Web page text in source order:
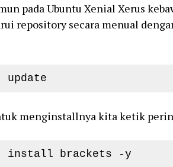
pada Ubuntu Xenial Xerus
repository secara menual
update
menginstallnya kita ketik
install brackets -y